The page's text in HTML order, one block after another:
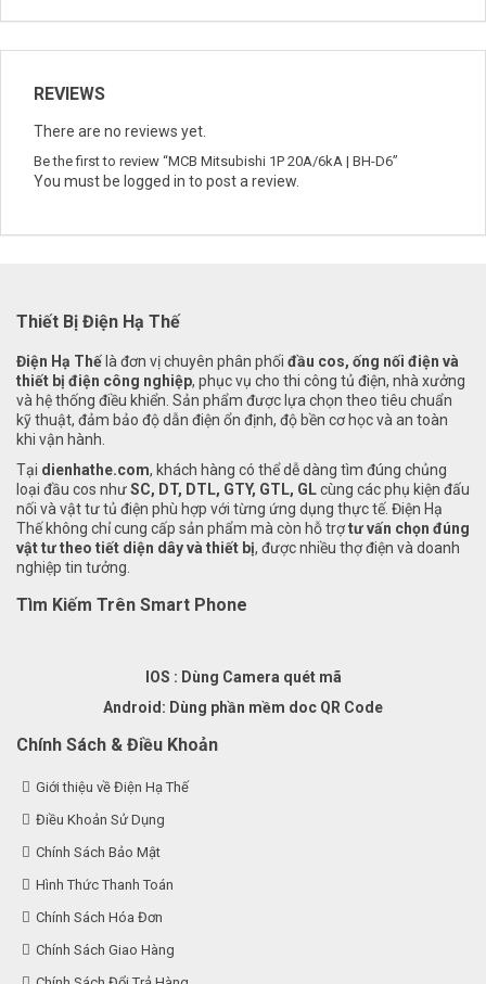
REVIEWS
There are no reviews yet.
Be the first to review “MCB Mitsubishi 1P 20A/6kA | BH-D6”
You must be logged in to post a review.
Thiết Bị Điện Hạ Thế
Điện Hạ Thếlà đơn vị chuyên phân phối đầu cos, ống nối điện và
thiết bị điện công nghiệp, phục vụ cho thi công tủ điện, nhà xưởng
và hệ thống điều khiển. Sản phẩm được lựa chọn theo tiêu chuẩn
kỹ thuật, đảm bảo độ dẫn điện ổn định, độ bền cơ học và an toàn
khi vận hành.
Tại dienhathe.com, khách hàng có thể dễ dàng tìm đúng chủng
loại đầu cos nhưSC, DT, DTL, GTY, GTL, GLcùng các phụ kiện đấu
nối và vật tư tủ điện phù hợp với từng ứng dụng thực tế. Điện Hạ
Thế không chỉ cung cấp sản phẩm mà còn hỗ trợtư vấn chọn đúng
vật tư theo tiết diện dây và thiết bị, được nhiều thợ điện và doanh
nghiệp tin tưởng.
Tìm Kiếm Trên Smart Phone
IOS : Dùng Camera quét mã
Android: Dùng phần mềm doc QR Code
Chính Sách & Điều Khoản
Giới thiệu về Điện Hạ Thế
Điều Khoản Sử Dụng
Chính Sách Bảo Mật
Hình Thức Thanh Toán
Chính Sách Hóa Đơn
Chính Sách Giao Hàng